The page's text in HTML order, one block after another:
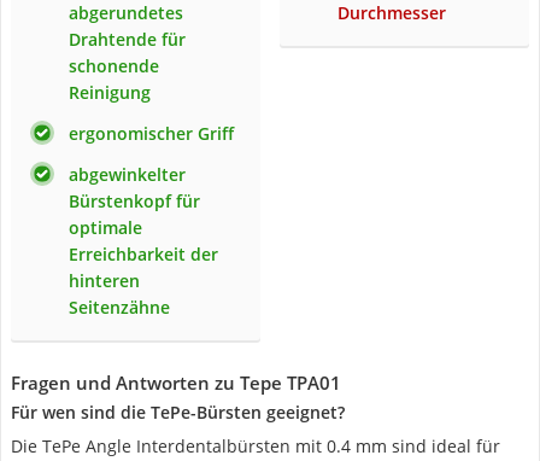
abgerundetes
Drahtende für
schonende
Reinigung
ergonomischer Griff
abgewinkelter
Bürstenkopf für
optimale
Erreichbarkeit der
hinteren
Seitenzähne
Durchmesser
Fragen und Antworten zu Tepe TPA01
Für wen sind die TePe-Bürsten geeignet?
Die TePe Angle Interdentalbürsten mit 0.4 mm sind ideal für